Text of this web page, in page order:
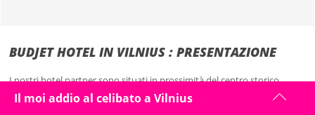
BUDJET HOTEL IN VILNIUS : PRESENTAZIONE
I nostri hotel partner sono situati in prossimità del centro storico,
vicino i migliori posti per uscire e scoprire Vilnius.
Il moi addio al celibato a Vilnius